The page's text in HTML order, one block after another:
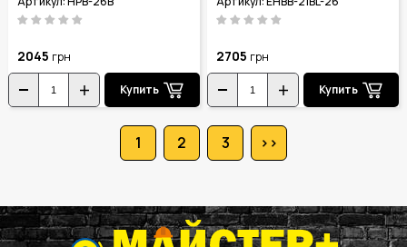
2045 грн
Купить
2705 грн
Купить
1 2 3 >>